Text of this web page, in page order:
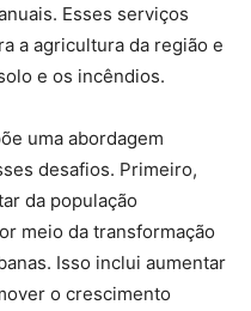
Esses serviços
a agricultura da região e
e os incêndios.
uma abordagem
desafios. Primeiro,
da população
meio da transformação
Isso inclui aumentar
o crescimento